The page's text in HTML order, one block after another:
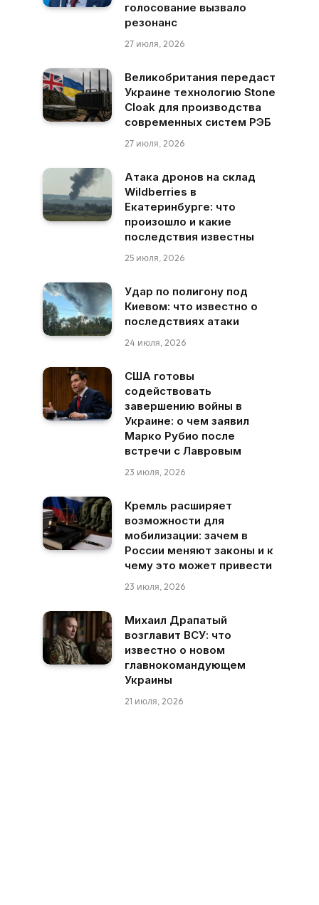
голосование вызвало
резонанс
27 июля, 2026
Великобритания передаст
Украине технологию Stone
Cloak для производства
современных систем РЭБ
27 июля, 2026
Атака дронов на склад
Wildberries в
Екатеринбурге: что
произошло и какие
последствия известны
25 июля, 2026
Удар по полигону под
Киевом: что известно о
последствиях атаки
24 июля, 2026
США готовы
содействовать
завершению войны в
Украине: о чем заявил
Марко Рубио после
встречи с Лавровым
23 июля, 2026
Кремль расширяет
возможности для
мобилизации: зачем в
России меняют законы и к
чему это может привести
23 июля, 2026
Михаил Драпатый
возглавит ВСУ: что
известно о новом
главнокомандующем
Украины
21 июля, 2026